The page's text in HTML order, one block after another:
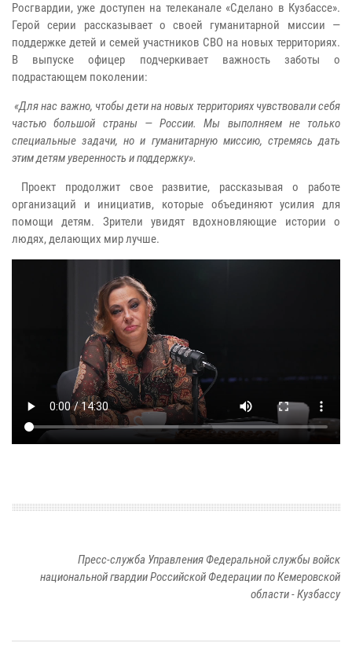
Росгвардии, уже доступен на телеканале «Сделано в Кузбассе».
Герой серии рассказывает о своей гуманитарной миссии —
поддержке детей и семей участников СВО на новых территориях.
В выпуске офицер подчеркивает важность заботы о
подрастающем поколении:
«Для нас важно, чтобы дети на новых территориях чувствовали себя
частью большой страны — России. Мы выполняем не только
специальные задачи, но и гуманитарную миссию, стремясь дать
этим детям уверенность и поддержку».
Проект продолжит свое развитие, рассказывая о работе
организаций и инициатив, которые объединяют усилия для
помощи детям. Зрители увидят вдохновляющие истории о
людях, делающих мир лучше.
Пресс-служба Управления Федеральной службы войск
национальной гвардии Российской Федерации по Кемеровской
области - Кузбассу